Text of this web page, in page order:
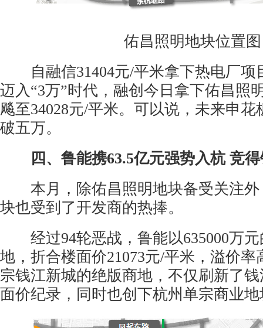
佑昌照明地块位置图
自融信31404元/平米拿下热电厂项
迈入“3万”时代，融创今日拿下佑昌照
飚至34028元/平米。可以说，未来申
破五万。
四、鲁能携63.5亿元强势入杭 竞
本月，除佑昌照明地块备受关注外
块也受到了开发商的热捧。
经过94轮恶战，鲁能以635000万元
地，折合楼面价21073元/平米，溢价率
宗钱江新城的绝版商地，不仅刷新了
面价纪录，同时也创下杭州单宗商业